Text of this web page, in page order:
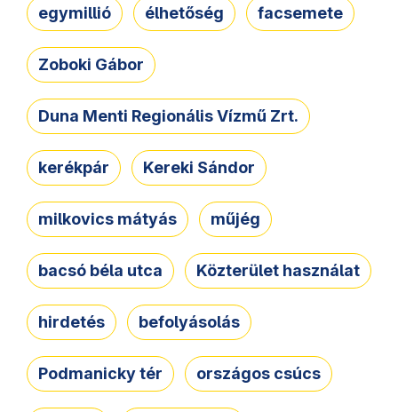
egymillió élhetőség facsemete
Zoboki Gábor
Duna Menti Regionális Vízmű Zrt.
kerékpár Kereki Sándor
milkovics mátyás műjég
bacsó béla utca Közterület használat
hirdetés befolyásolás
Podmanicky tér országos csúcs